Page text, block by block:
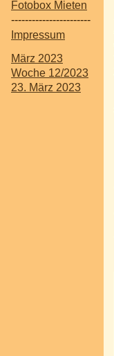
Fotobox Mieten
-----------------------
Impressum
März 2023
Woche 12/2023
23. März 2023